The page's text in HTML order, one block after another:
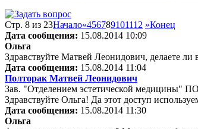
Стр. 8 из 23Начало«456789101112 »Конец
Дата сообщения: 15.08.2014 10:09
Ольга
Здравствуйте Матвей Леонидович, делаете
Дата сообщения: 15.08.2014 11:04
Полторак Матвей Леонидович
Зав. "Отделением эстетической медицины"
Здравствуйте Ольга! Да этот доступ
Дата сообщения: 15.08.2014 11:30
Ольга